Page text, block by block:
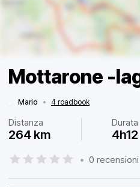
Mottarone -
Mario • 4 roadbook
Distanza
264 km
Durata
4h12
• 0 recensioni